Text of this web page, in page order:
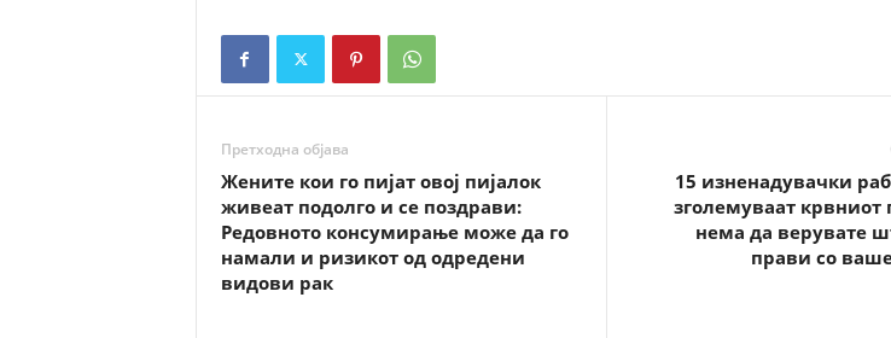
Претходна објава
Жените кои го пијат овој пијалок
живеат подолго и се поздрави:
Редовното консумирање може да го
намали и ризикот од одредени
видови рак
15 изненадувачки
зголемуваат крвниот
нема да верувате
прави со